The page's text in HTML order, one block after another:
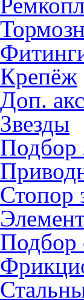
Крепёж
Доп.
Звезды
Подбор
Стопор
Подбор